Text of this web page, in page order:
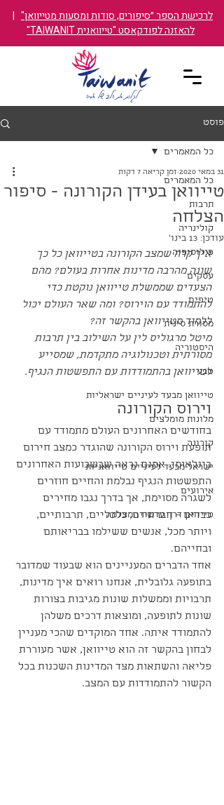
לרכישת הספר ״סיפורים, סודות ומסעות מטייוואן" |
להאזנה לפודקאסט "טייוואנית TAIWANIT"
פוסט
כל המאמרים
תרבות
קולינריה
פילוסופיה
עסקים
טיפים
מסורת סינית
היסטוריה
טבע
טייוואן מבעד לעיניים ישראליות
מלונות מומלצים
קורונה
ישראל מבעד לעיניים טייוואניות
אירועים
טייוואן דרך עדשת המצלמה
כל המאמרים
טייוואן בעידן הקורונה - סיפור
הצלחה
31 במאי 2020 זמן קריאה 7 דקות
עודכן: 13 בינו׳
איך קרה שמצב הקורונה בטייוואן כל כך
שונה מהרבה מדינות אחרות בעולם? מהם
הצעדים שממשלת טייוואן נוקטת כדי
להתמודד עם הוירוס? ומה שאר העולם יכול
ללמוד מטייוואן בהקשר זה?
מיטל מרגוליס לין על השילוב בין תרבות
מסורתית וטכנולוגיה מתקדמת, שמסייע
לטייוואן בהתמודדות עם התפשטות הנגיף.
וירוס הקורונה
בחודשים האחרונים העולם מתמודד עם
תופעת וירוס הקורונה שהוגדר כמצב חירום
בינלאומי. אמנם נראה שבשבועות האחרונים
התפשטות הנגיף נבלמת והחיים חוזרים
לשגרה מסוימת, אך בדרך נגבו מחירים
כבדים – חברתיים, כלכליים, תרבותיים,
ויותר מכל, אנשים ששילמו בבריאותם
ובחייהם.
אחד הדברים המעניינים הוא שבעוד שמדובר
בתופעה גלובלית, אנחנו רואים איך מדינות,
תרבויות וממשלות שונות מגיבות בצורות
שונות לתופעה, ומוצאות דרכים משלהן
להתמודד איתה. אחד המוקדים שהכי מעניין
לבחון בהקשר זה הוא טייוואן, אשר מעוררת
פליאה והשתאות מצד המדינות השכנות בכל
הקשור להתמודדות עם המצב.